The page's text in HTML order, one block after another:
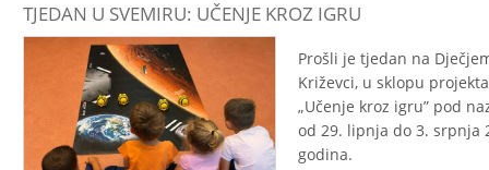
TJEDAN U SVEMIRU: UČENJE KROZ IGRU
Prošli je tjedan na
Križevci, u sklopu
„Učenje kroz igru” pod
od 29. lipnja do 3. srpnja
godina.